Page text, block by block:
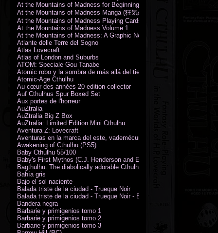
At the Mountains of Madness for Beginning Readers
At the Mountains of Madness Manga (狂気の山脈)
At the Mountains of Madness Playing Cards
At the Mountains of Madness Volume 1
At the Mountains of Madness: A Graphic Novel
Atlante delle Terre del Sogno
Atlas Lovecraft
Atlas of London and Suburbs
ATOM: Speciale Gou Tanabe
Atomic robo y la sombra de más allá del tiempo
Atomic-Age Cthulhu
Au cœur des années 20 edition collector
Auf Cthulhus Spur Boxed Set
Aux portes de l'horreur
AuZtralia
AuZtralia Big Z Box
AuZtralia: Limited Edition Mini Cthulhu
Aventura Z: Lovecraft
Aventuras en la marca del este, vademécum de campaña
Awakening of Cthulhu (PS5)
Baby Cthulhu 55/100
Baby's First Mythos (C.J. Henderson and Erica Henderson)
Bagthulhu: The diabolically adorable Cthulhu plushie dicebag
Bahía gris
Bajo el sol naciente
Balada triste de la ciudad - Trueque Noir
Balada triste de la ciudad - Trueque Noir - Edición de coleccionista
Bandera negra
Barbarie y primigenios tomo 1
Barbarie y primigenios tomo 2
Barbarie y primigenios tomo 3